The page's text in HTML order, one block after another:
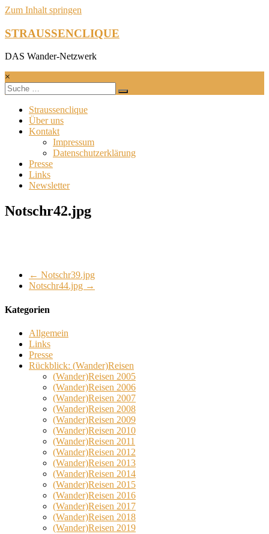
Zum Inhalt springen
STRAUSSENCLIQUE
DAS Wander-Netzwerk
×
Straussenclique
Über uns
Kontakt
Impressum
Datenschutzerklärung
Presse
Links
Newsletter
Notschr42.jpg
← Notschr39.jpg
Notschr44.jpg →
Kategorien
Allgemein
Links
Presse
Rückblick: (Wander)Reisen
(Wander)Reisen 2005
(Wander)Reisen 2006
(Wander)Reisen 2007
(Wander)Reisen 2008
(Wander)Reisen 2009
(Wander)Reisen 2010
(Wander)Reisen 2011
(Wander)Reisen 2012
(Wander)Reisen 2013
(Wander)Reisen 2014
(Wander)Reisen 2015
(Wander)Reisen 2016
(Wander)Reisen 2017
(Wander)Reisen 2018
(Wander)Reisen 2019